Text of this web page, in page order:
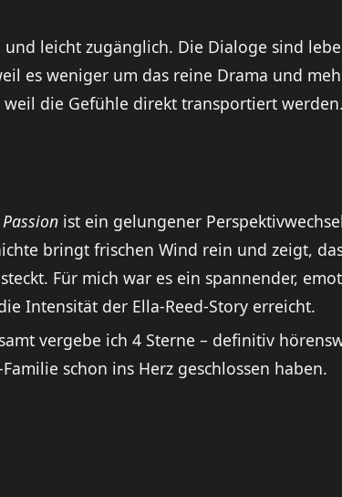
leicht zugänglich. Die Dialoge sind
es weniger um das reine Drama und
die Gefühle direkt transportiert werden.
ist ein gelungener
bringt frischen Wind rein und zeigt,
Für mich war es ein spannender,
Intensität der Ella-Reed-Story erreicht.
vergebe ich 4 Sterne – definitiv
Familie schon ins Herz geschlossen haben.